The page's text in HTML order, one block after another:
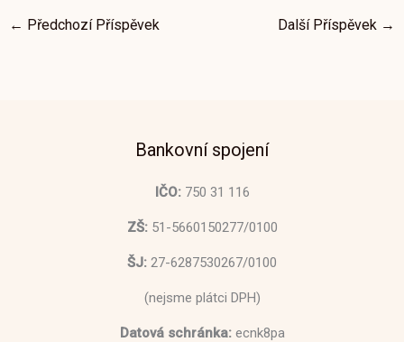
← Předchozí Příspěvek Další Příspěvek →
Bankovní spojení
IČO:750 31 116
ZŠ:51-5660150277/0100
ŠJ: 27-6287530267/0100
(nejsme plátci DPH)
Datová schránka:ecnk8pa